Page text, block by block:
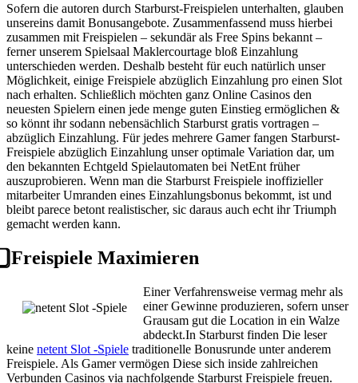
Sofern die autoren durch Starburst-Freispielen unterhalten, glauben
unsereins damit Bonusangebote. Zusammenfassend muss hierbei
zusammen mit Freispielen – sekundär als Free Spins bekannt –
ferner unserem Spielsaal Maklercourtage bloß Einzahlung
unterschieden werden. Deshalb besteht für euch natürlich unser
Möglichkeit, einige Freispiele abzüglich Einzahlung pro einen Slot
nach erhalten. Schließlich möchten ganz Online Casinos den
neuesten Spielern einen jede menge guten Einstieg ermöglichen &
so könnt ihr sodann nebensächlich Starburst gratis vortragen –
abzüglich Einzahlung. Für jedes mehrere Gamer fangen Starburst-
Freispiele abzüglich Einzahlung unser optimale Variation dar, um
den bekannten Echtgeld Spielautomaten bei NetEnt früher
auszuprobieren. Wenn man die Starburst Freispiele inoffizieller
mitarbeiter Umranden eines Einzahlungsbonus bekommt, ist und
bleibt parece betont realistischer, sic daraus auch echt ihr Triumph
gemacht werden kann.
⃣ Freispiele Maximieren
Einer Verfahrensweise vermag mehr als
einer Gewinne produzieren, sofern unser
Grausam gut die Location in ein Walze
abdeckt.In Starburst finden Die leser
keine netent Slot -Spiele traditionelle Bonusrunde unter anderem
Freispiele. Als Gamer vermögen Diese sich inside zahlreichen
Verbunden Casinos via nachfolgende Starburst Freispiele freuen.